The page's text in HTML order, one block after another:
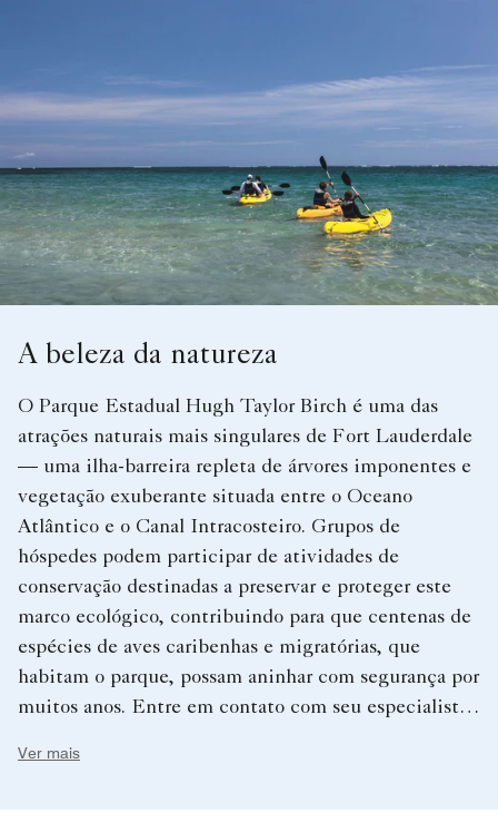
A beleza da natureza
O Parque Estadual Hugh Taylor Birch é uma das
atrações naturais mais singulares de Fort Lauderdale
— uma ilha-barreira repleta de árvores imponentes e
vegetação exuberante situada entre o Oceano
Atlântico e o Canal Intracosteiro. Grupos de
hóspedes podem participar de atividades de
conservação destinadas a preservar e proteger este
marco ecológico, contribuindo para que centenas de
espécies de aves caribenhas e migratórias, que
habitam o parque, possam aninhar com segurança por
muitos anos. Entre em contato com seu especialista
Ver mais